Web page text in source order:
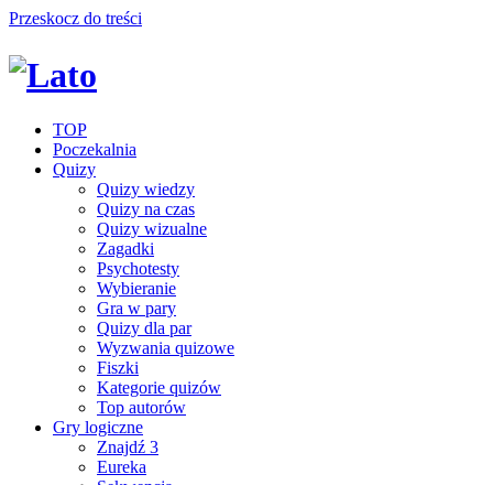
Przeskocz do treści
TOP
Poczekalnia
Quizy
Quizy wiedzy
Quizy na czas
Quizy wizualne
Zagadki
Psychotesty
Wybieranie
Gra w pary
Quizy dla par
Wyzwania quizowe
Fiszki
Kategorie quizów
Top autorów
Gry logiczne
Znajdź 3
Eureka